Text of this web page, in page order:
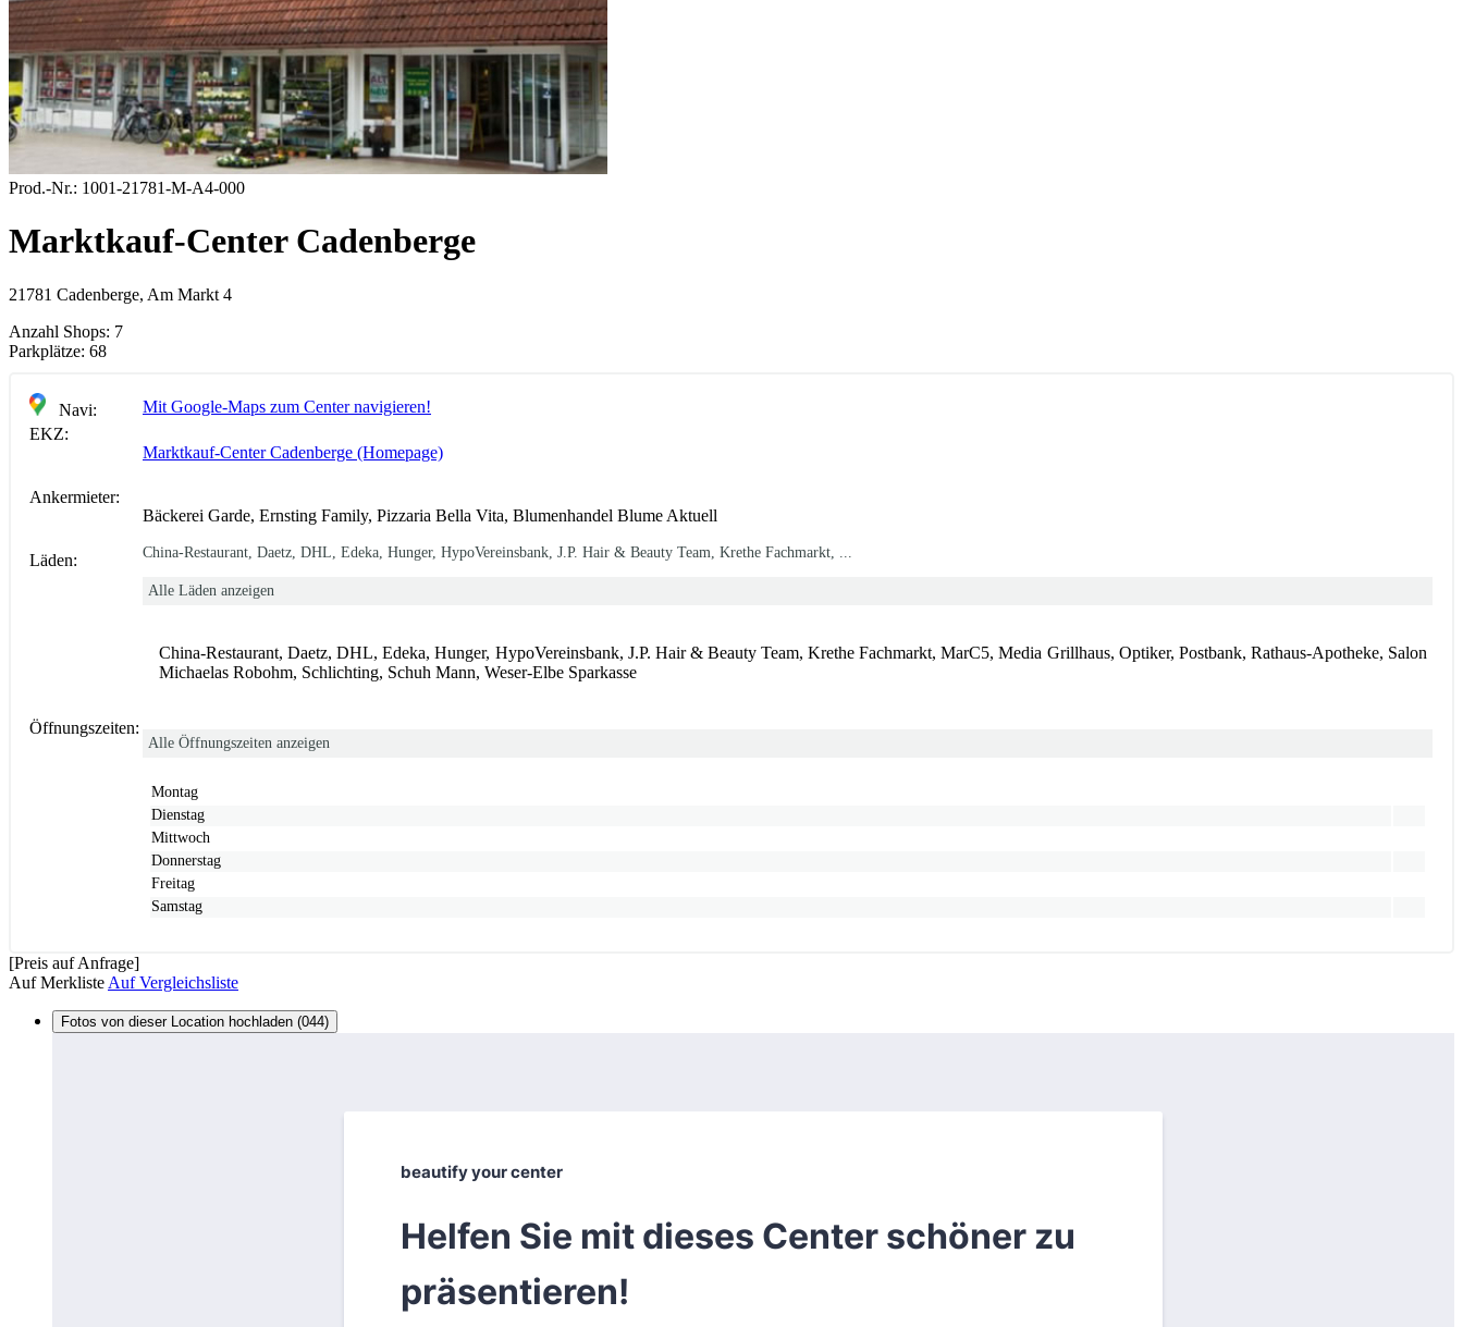
Prod.-Nr.: 1001-21781-M-A4-000
Marktkauf-Center Cadenberge
21781 Cadenberge, Am Markt 4
Anzahl Shops: 7
Parkplätze: 68
Navi:
Mit Google-Maps zum Center navigieren!
EKZ:
Marktkauf-Center Cadenberge (Homepage)
Ankermieter:
Bäckerei Garde, Ernsting Family, Pizzaria Bella Vita, Blumenhandel Blume Aktuell
Läden: China-Restaurant, Daetz, DHL, Edeka, Hunger, HypoVereinsbank, J.P. Hair & Beauty Team, Krethe Fachmarkt, ...
Alle Läden anzeigen
China-Restaurant, Daetz, DHL, Edeka, Hunger, HypoVereinsbank, J.P. Hair & Beauty Team, Krethe Fachmarkt, MarC5, Media Grillhaus, Optiker, Postbank, Rathaus-Apotheke, Salon
Michaelas Robohm, Schlichting, Schuh Mann, Weser-Elbe Sparkasse
Öffnungszeiten:
Alle Öffnungszeiten anzeigen
Montag
Dienstag
Mittwoch
Donnerstag
Freitag
Samstag
[Preis auf Anfrage]
Auf Merkliste Auf Vergleichsliste
Fotos von dieser Location hochladen (044)